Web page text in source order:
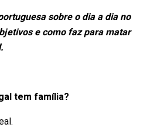
sobre o dia a dia no
e como faz para matar
tem família?